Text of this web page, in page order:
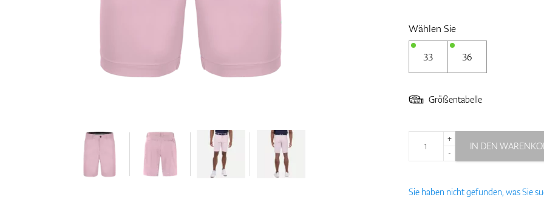
Wählen Sie
33 36
Größentabelle
+
-
IN DEN
Sie haben nicht gefunden, was Sie